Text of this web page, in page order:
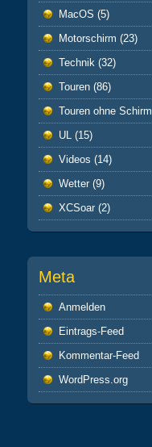
MacOS (5)
Motorschirm (23)
Technik (32)
Touren(86)
Touren ohne Schirm
UL
(15)
Videos (14)
Wetter(9)
XCSoar(2)
Meta
Anmelden
Eintrags-Feed
Kommentar-Feed
WordPress.org